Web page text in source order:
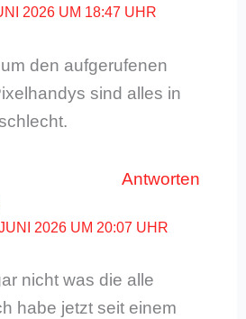
2026 UM 18:47 UHR
den aufgerufenen
sind alles in
Antworten
2026 UM 20:07 UHR
nicht was die alle
habe jetzt seit einem